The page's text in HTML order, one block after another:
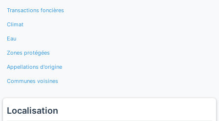
Transactions foncières
Climat
Eau
Zones protégées
Appellations d'origine
Communes voisines
Localisation